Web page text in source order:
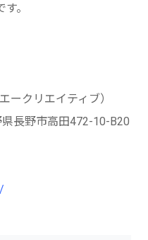
。
ークリエイティブ）
長野市高田472-10-B20